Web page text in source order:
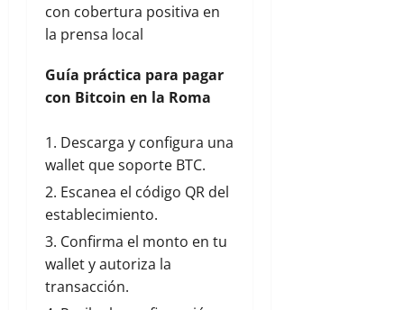
con cobertura positiva en
la prensa local
Guía práctica para pagar
con Bitcoin en la Roma
Descarga y configura una
wallet que soporte BTC.
Escanea el código QR del
establecimiento.
Confirma el monto en tu
wallet y autoriza la
transacción.